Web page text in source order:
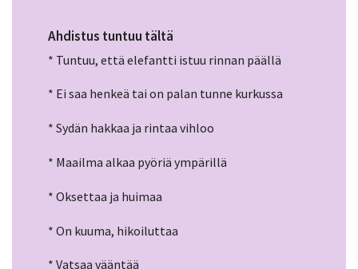
Ahdistus tuntuu tältä
* Tuntuu, että elefantti istuu rinnan päällä
* Ei saa henkeä tai on palan tunne kurkussa
* Sydän hakkaa ja rintaa vihloo
* Maailma alkaa pyöriä ympärillä
* Oksettaa ja huimaa
* On kuuma, hikoiluttaa
* Vatsaa vääntää